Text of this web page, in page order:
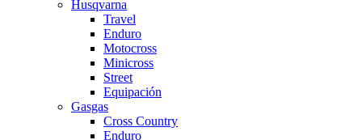
Husqvarna
Travel
Enduro
Motocross
Minicross
Street
Equipación
Gasgas
Cross Country
Enduro